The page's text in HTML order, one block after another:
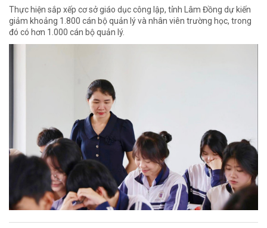
Thực hiện sắp xếp cơ sở giáo dục công lập, tỉnh Lâm Đồng dự kiến
giảm khoảng 1.800 cán bộ quản lý và nhân viên trường học, trong
đó có hơn 1.000 cán bộ quản lý.